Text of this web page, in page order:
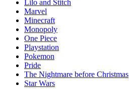
Lilo and Stitch
Marvel
Minecraft
Monopoly
One Piece
Playstation
Pokemon
Pride
The Nightmare before Christmas
Star Wars